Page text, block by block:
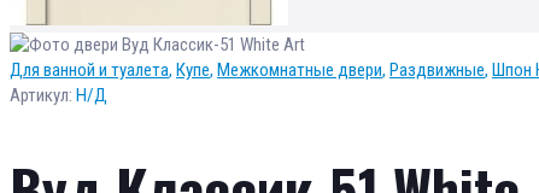
Для ванной и туалета, Купе, Межкомнатные двери, Раздвижные, Шпон
Артикул: Н/Д